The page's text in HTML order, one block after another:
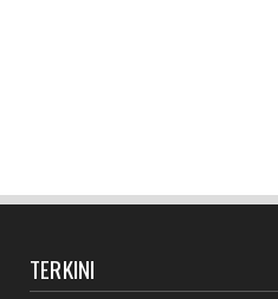
TERKINI